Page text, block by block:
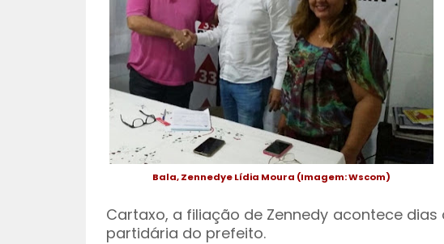
Bala, Zennedye Lídia Moura (Imagem: Wscom)
Cartaxo, a filiação de Zennedy acontece
partidária do prefeito.